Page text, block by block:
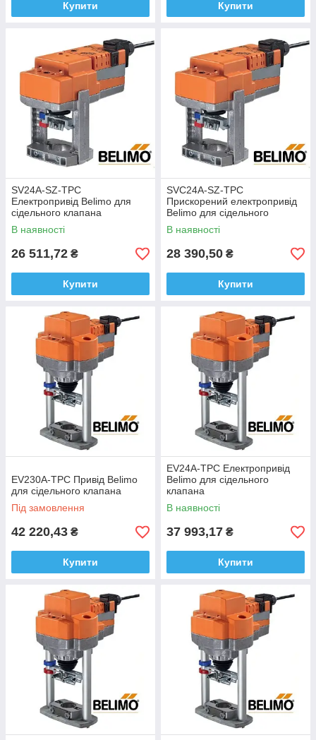
Купити Купити
SV24A-SZ-TPC
Електропривід Belimo для
сідельного клапана
В наявності
26 511,72 ₴
Купити
SVC24A-SZ-TPC
Прискорений електропривід
Belimo для сідельного
клапана
В наявності
28 390,50 ₴
Купити
EV230A-TPC Привід Belimo
для сідельного клапана
Під замовлення
42 220,43 ₴
Купити
EV24A-TPC Електропривід
Belimo для сідельного
клапана
В наявності
37 993,17 ₴
Купити